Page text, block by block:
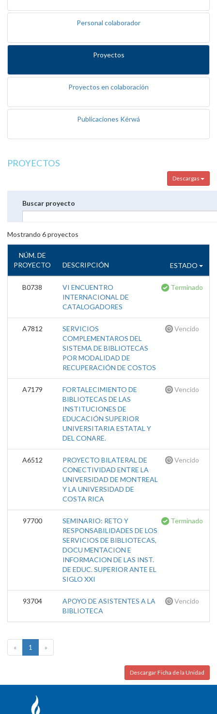
Personal colaborador
Proyectos
Proyectos en colaboración
Publicaciones Kérwá
PROYECTOS
Descargas
Buscar proyecto
Mostrando 6proyectos
NÚM. DE
PROYECTO
DESCRIPCIÓN ESTADO
B0738
VI ENCUENTRO
INTERNACIONAL DE
CATALOGADORES
Terminado
A7812
SERVICIOS
COMPLEMENTAROS DEL
SISTEMA DE BIBLIOTECAS
POR MODALIDAD DE
RECUPERACIÓN DE COSTOS
Vencido
A7179
FORTALECIMIENTO DE
BIBLIOTECAS DE LAS
INSTITUCIONES DE
EDUCACIÓN SUPERIOR
UNIVERSITARIA ESTATAL Y
DEL CONARE.
Vencido
A6512
PROYECTO BILATERAL DE
CONECTIVIDAD ENTRE LA
UNIVERSIDAD DE MONTREAL
Y LA UNIVERSIDAD DE
COSTA RICA
Vencido
97700
SEMINARIO: RETO Y
RESPONSABILIDADES DE LOS
SERVICIOS DE BIBLIOTECAS,
DOCU MENTACION E
INFORMACION DE LAS INST.
DE EDUC. SUPERIOR ANTE EL
SIGLO XXI
Terminado
93704
APOYO DE ASISTENTES A LA
BIBLIOTECA
Vencido
« 1 »
Descargar Ficha de la Unidad